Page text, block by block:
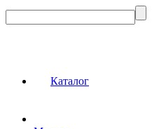
Каталог